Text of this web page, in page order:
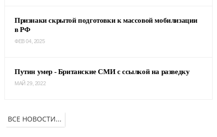
Признаки скрытой подготовки к массовой мобилизации
в РФ
ФЕВ 04, 2025
Путин умер - Британские СМИ с ссылкой на разведку
МАЙ 29, 2022
ВСЕ НОВОСТИ...